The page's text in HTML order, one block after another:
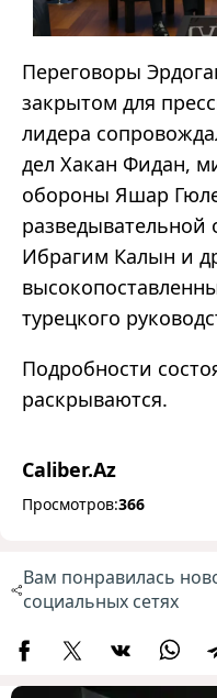
Переговоры
закрытом для
лидера
дел Хакан Фидан,
обороны Яшар
разведывательной
Ибрагим Калын и
турецкого
Подробности
раскрываются.
Caliber.Az
Просмотров:366
Вам понравилась
социальных сетях